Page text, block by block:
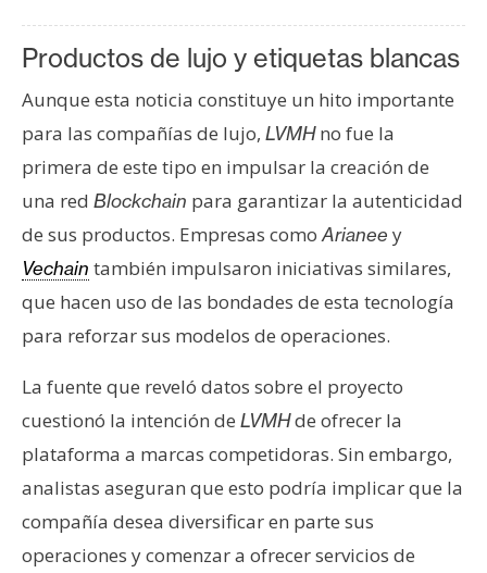
C
n
t
a
t
o
y
P
b
c
i
d
a
Productos de lujo y etiquetas blancas
Aunque esta noticia constituye un hito importante
para las compañías de lujo, LVMHno fue la
primera de este tipo en impulsar la creación de
una red Blockchain para garantizar la autenticidad
de sus productos. Empresas como Arianee y
Vechain también impulsaron iniciativas similares,
que hacen uso de las bondades de esta tecnología
para reforzar sus modelos de operaciones.
La fuente que reveló datos sobre el proyecto
cuestionó la intención de LVMHde ofrecer la
plataforma a marcas competidoras. Sin embargo,
analistas aseguran que esto podría implicar que la
compañía desea diversificar en parte sus
operaciones y comenzar a ofrecer servicios de